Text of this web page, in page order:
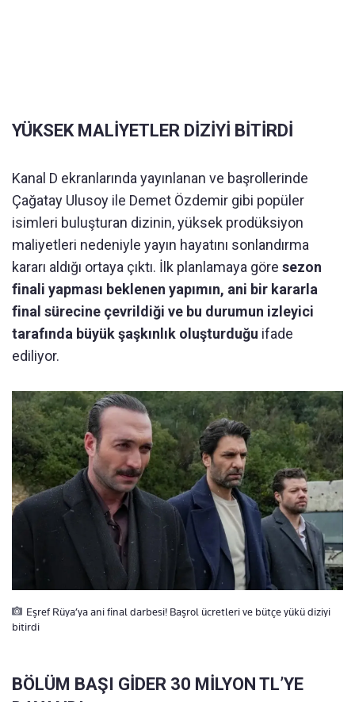
YÜKSEK MALİYETLER DİZİYİ BİTİRDİ
Kanal D ekranlarında yayınlanan ve başrollerinde
Çağatay Ulusoy ile Demet Özdemir gibi popüler
isimleri buluşturan dizinin, yüksek prodüksiyon
maliyetleri nedeniyle yayın hayatını sonlandırma
kararı aldığı ortaya çıktı. İlk planlamaya göre sezon
finali yapması beklenen yapımın, ani bir kararla
final sürecine çevrildiği ve bu durumun izleyici
tarafında büyük şaşkınlık oluşturduğu ifade
ediliyor.
Eşref Rüya’ya ani final darbesi! Başrol ücretleri ve bütçe yükü diziyi
bitirdi
BÖLÜM BAŞI GİDER 30 MİLYON TL’YE